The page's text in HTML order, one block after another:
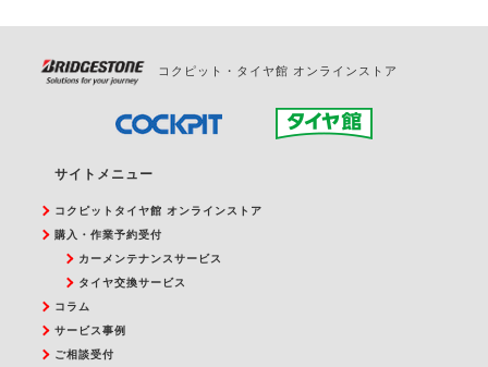
コクピット・タイヤ館 オンラインストア
サイトメニュー
コクピットタイヤ館 オンラインストア
購入・作業予約受付
カーメンテナンスサービス
タイヤ交換サービス
コラム
サービス事例
ご相談受付